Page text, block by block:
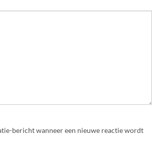
bericht wanneer een nieuwe reactie wordt